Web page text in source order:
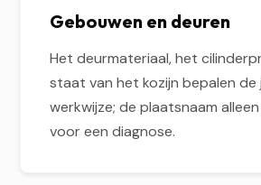
Gebouwen en deuren
Het deurmateriaal, het
staat van het kozijn bepalen de
werkwijze; de plaatsnaam
voor een diagnose.